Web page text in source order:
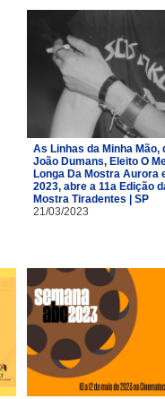
As Linhas da Minha Mão,
João Dumans, Eleito O
Longa Da Mostra Aurora
2023, abre a 11a Edição
Mostra Tiradentes | SP
21/03/2023